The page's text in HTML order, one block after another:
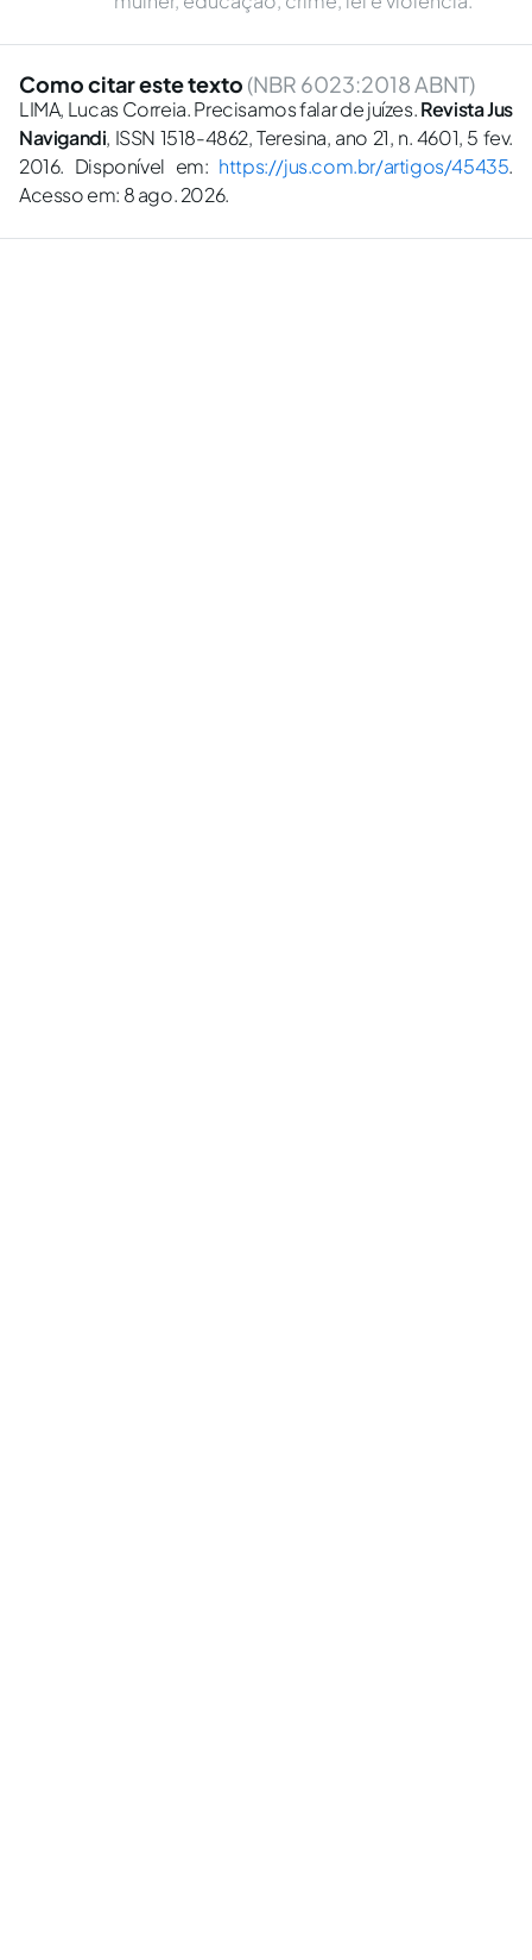
Como citar este texto (NBR 6023:2018 ABNT)
LIMA, Lucas Correia. Precisamos falar de juízes.Revista Jus
Navigandi, ISSN 1518-4862, Teresina, ano 21, n. 4601, 5 fev.
2016. Disponível em: https://jus.com.br/artigos/45435.
Acesso em: 8 ago. 2026.